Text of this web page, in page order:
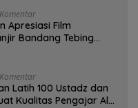
Apresiasi Film
Bandang Tebing
Latih 100 Ustadz dan
Kualitas Pengajar Al-